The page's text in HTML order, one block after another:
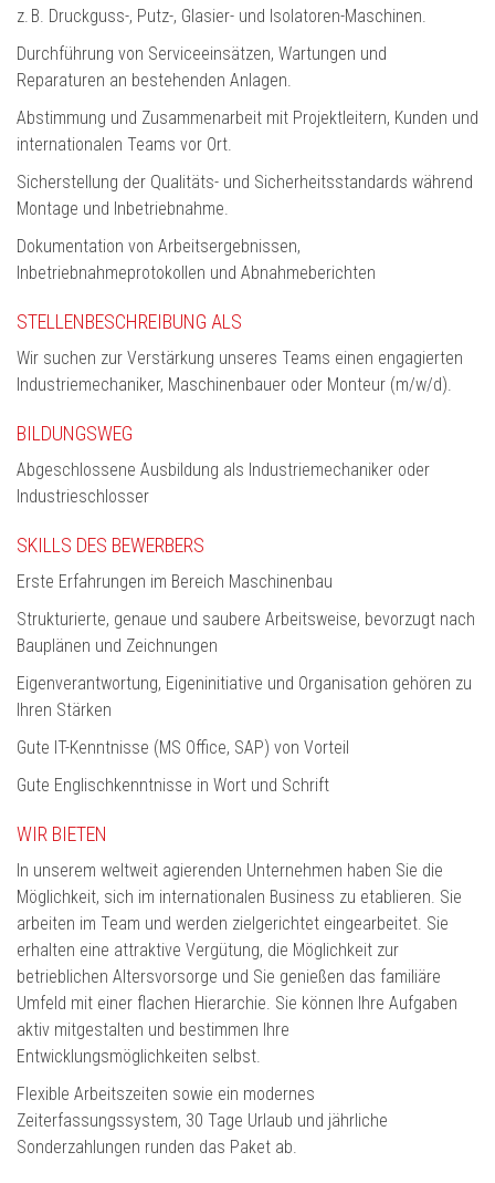
z. B. Druckguss-, Putz-, Glasier- und Isolatoren-Maschinen.
Durchführung von Serviceeinsätzen, Wartungen und
Reparaturen an bestehenden Anlagen.
Abstimmung und Zusammenarbeit mit Projektleitern, Kunden und
internationalen Teams vor Ort.
Sicherstellung der Qualitäts- und Sicherheitsstandards während
Montage und Inbetriebnahme.
Dokumentation von Arbeitsergebnissen,
Inbetriebnahmeprotokollen und Abnahmeberichten
STELLENBESCHREIBUNG ALS
Wir suchen zur Verstärkung unseres Teams einen engagierten
Industriemechaniker, Maschinenbauer oder Monteur (m/w/d).
BILDUNGSWEG
Abgeschlossene Ausbildung als Industriemechaniker oder
Industrieschlosser
SKILLS DES BEWERBERS
Erste Erfahrungen im Bereich Maschinenbau
Strukturierte, genaue und saubere Arbeitsweise, bevorzugt nach
Bauplänen und Zeichnungen
Eigenverantwortung, Eigeninitiative und Organisation gehören zu
Ihren Stärken
Gute IT-Kenntnisse (MS Office, SAP) von Vorteil
Gute Englischkenntnisse in Wort und Schrift
WIR BIETEN
In unserem weltweit agierenden Unternehmen haben Sie die
Möglichkeit, sich im internationalen Business zu etablieren. Sie
arbeiten im Team und werden zielgerichtet eingearbeitet. Sie
erhalten eine attraktive Vergütung, die Möglichkeit zur
betrieblichen Altersvorsorge und Sie genießen das familiäre
Umfeld mit einer flachen Hierarchie. Sie können Ihre Aufgaben
aktiv mitgestalten und bestimmen Ihre
Entwicklungsmöglichkeiten selbst.
Flexible Arbeitszeiten sowie ein modernes
Zeiterfassungssystem, 30 Tage Urlaub und jährliche
Sonderzahlungen runden das Paket ab.